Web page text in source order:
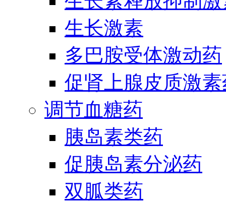
生长激素
多巴胺受体激动药
促肾上腺皮质激
调节血糖药
胰岛素类药
促胰岛素分泌药
双胍类药